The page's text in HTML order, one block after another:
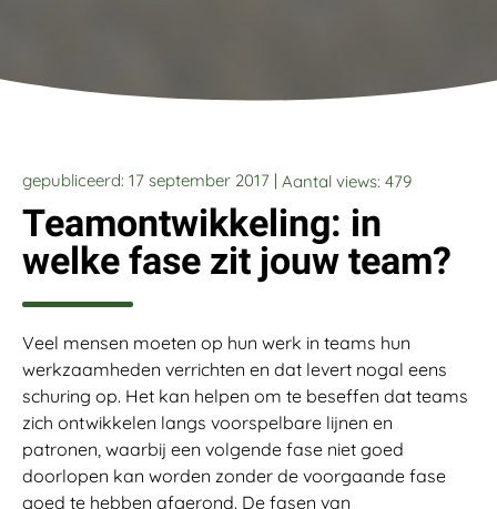
gepubliceerd: 17 september 2017 | Aantal views: 479
Teamontwikkeling: in
welke fase zit jouw team?
Veel mensen moeten op hun werk in teams hun
werkzaamheden verrichten en dat levert nogal eens
schuring op. Het kan helpen om te beseffen dat teams
zich ontwikkelen langs voorspelbare lijnen en
patronen, waarbij een volgende fase niet goed
doorlopen kan worden zonder de voorgaande fase
goed te hebben afgerond. De fasen van